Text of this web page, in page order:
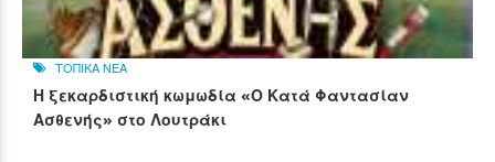
ΤΟΠΙΚΑ ΝΕΑ
Η ξεκαρδιστική κωμωδία «Ο Κατά Φαντασίαν
Ασθενής» στο Λουτράκι